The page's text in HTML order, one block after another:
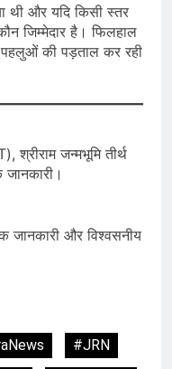
थी और यदि किसी स्तर
जिम्मेदार है। फिलहाल
की पड़ताल कर रही
श्रीराम जन्मभूमि तीर्थ
और विश्वसनीय
#JRN